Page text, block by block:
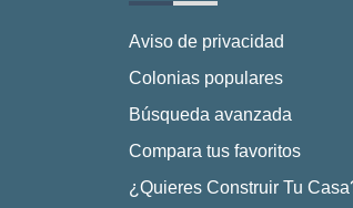
Aviso de privacidad
Colonias populares
Búsqueda avanzada
Compara tus favoritos
¿Quieres Construir Tu